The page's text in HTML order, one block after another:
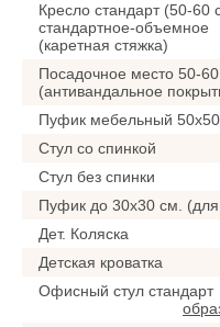
Кресло стандарт (50-60
стандартное-объемное
(каретная стяжка)
Посадочное место 50-
(антивандальное
Пуфик мебельный
Стул со спинкой
Стул без спинки
Пуфик до 30x30 см. (для
Дет. Коляска
Детская кроватка
Офисный стул стандарт